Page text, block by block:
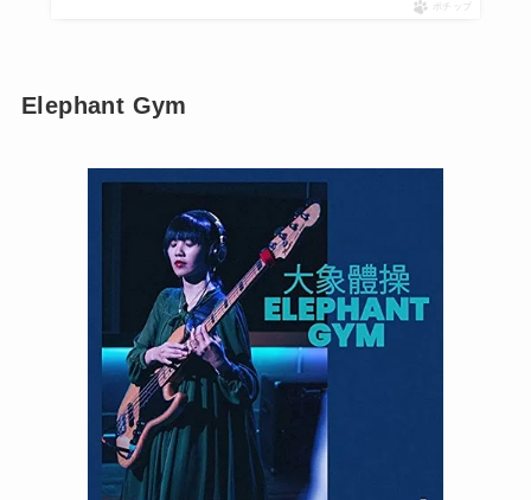
ポチップ
Elephant Gym